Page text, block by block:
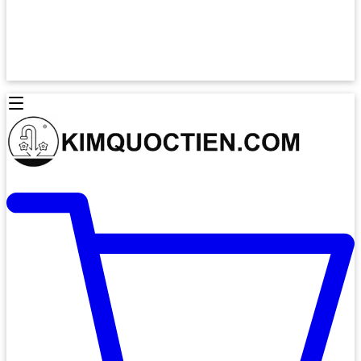
Lò Nướng Hafele
Máy Hút Khử Mùi Classic
Máy Rửa Chén Bát
Máy Rửa Chén Âm Toàn Phần
Máy Rửa Chén Bát 12 Bộ
Máy Rửa Chén Bát Bán Âm
Thiết Bị Vệ Sinh TOTO
Thiết Bị Vệ Sinh American Standard
Thiết Bị Vệ Sinh VIGLACERA
Thiết Bị Vệ Sinh THIÊN THANH
Thiết Bị Bếp